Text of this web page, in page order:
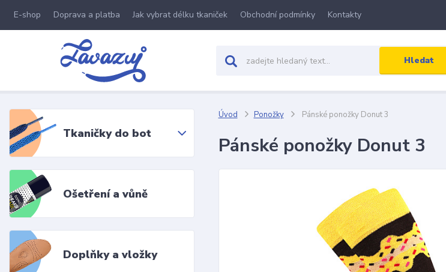
E-shop Doprava a platba Jak vybrat délku tkaniček Obchodní podmínky Kontakty
Hledat
Tkaničky do bot
Ošetření a vůně
Doplňky a vložky
Úvod Ponožky Pánské ponožky Donut 3
Pánské ponožky Donut 3